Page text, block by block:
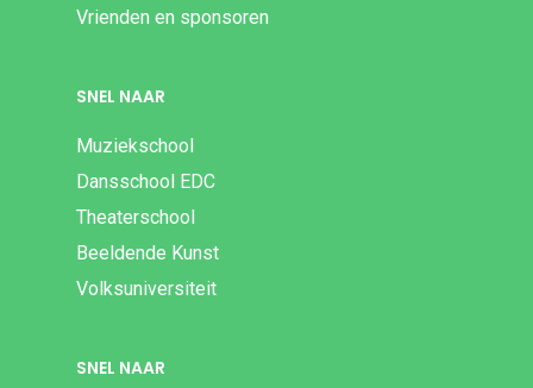
Vrienden en sponsoren
SNEL NAAR
Muziekschool
Dansschool EDC
Theaterschool
Beeldende Kunst
Volksuniversiteit
SNEL NAAR